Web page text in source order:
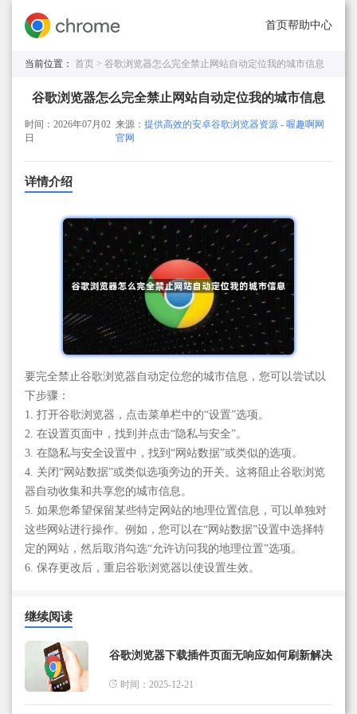
首页帮助中心
当前位置： 首页 > 谷歌浏览器怎么完全禁止网站自动定位我的城市信息
谷歌浏览器怎么完全禁止网站自动定位我的城市信息
时间：2026年07月02
日
来源：提供高效的安卓谷歌浏览器资源 - 喔趣啊网
官网
详情介绍
要完全禁止谷歌浏览器自动定位您的城市信息，您可以尝试以
下步骤：
1. 打开谷歌浏览器，点击菜单栏中的“设置”选项。
2. 在设置页面中，找到并点击“隐私与安全”。
3. 在隐私与安全设置中，找到“网站数据”或类似的选项。
4. 关闭“网站数据”或类似选项旁边的开关。这将阻止谷歌浏览
器自动收集和共享您的城市信息。
5. 如果您希望保留某些特定网站的地理位置信息，可以单独对
这些网站进行操作。例如，您可以在“网站数据”设置中选择特
定的网站，然后取消勾选“允许访问我的地理位置”选项。
6. 保存更改后，重启谷歌浏览器以使设置生效。
继续阅读
谷歌浏览器下载插件页面无响应如何刷新解决
时间：2025-12-21